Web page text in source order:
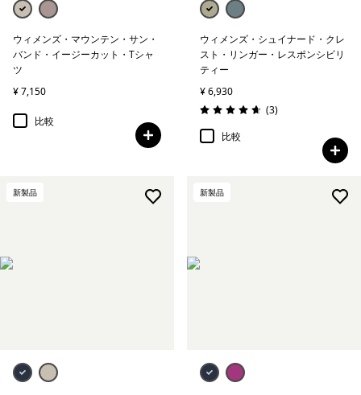
ウィメンズ・マウンテン・サン・
バンド・イージーカット・Tシャ
ツ
¥ 7,150
比較
ウィメンズ・シュイナード・クレ
スト・リンガー・レスポンシビリ
ティー
¥ 6,930
評価: 4.7 / 5
(3レビュー
)
比較
新製品 新製品